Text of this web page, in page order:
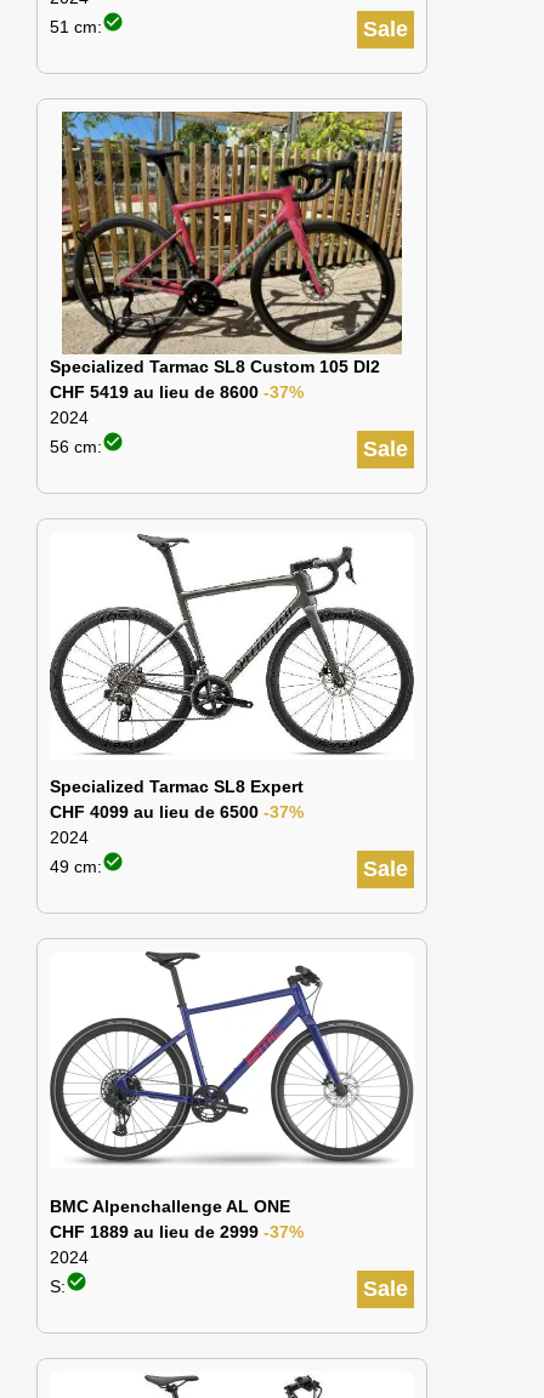
Sale
51 cm:check_circle
Specialized Tarmac SL8 Custom 105 DI2
CHF 5419 au lieu de 8600 -37%
2024
Sale
56 cm:check_circle
Specialized Tarmac SL8 Expert
CHF 4099 au lieu de 6500 -37%
2024
Sale
49 cm:check_circle
BMC Alpenchallenge AL ONE
CHF 1889 au lieu de 2999 -37%
2024
Sale
S:check_circle